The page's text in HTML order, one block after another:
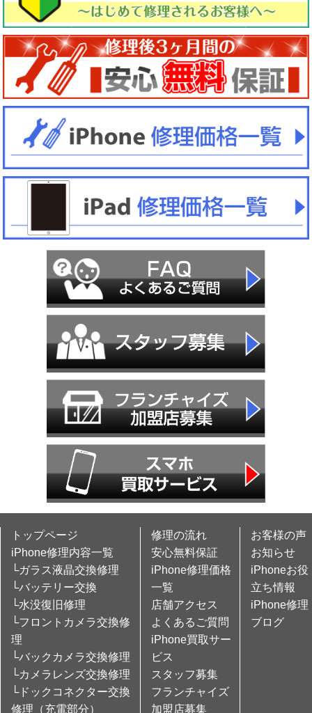
トップページ
iPhone修理内容一覧
└ガラス液晶交換修理
└バッテリー交換
└水没復旧修理
└フロントカメラ交換修
理
└バックカメラ交換修理
└カメラレンズ交換修理
└ドックコネクター交換
修理（充電部分）
修理の流れ
安心無料保証
iPhone修理価格
一覧
店舗アクセス
よくあるご質問
iPhone買取サー
ビス
スタッフ募集
フランチャイズ
加盟店募集
お客様の声
お知らせ
iPhoneお役
立ち情報
iPhone修理
ブログ